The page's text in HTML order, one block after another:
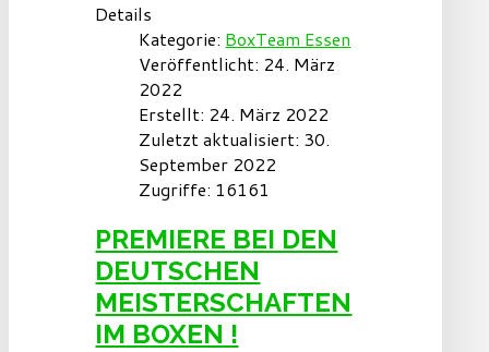
Details
Kategorie: BoxTeam Essen
Veröffentlicht: 24. März
2022
Erstellt: 24. März 2022
Zuletzt aktualisiert: 30.
September 2022
Zugriffe: 16161
PREMIERE BEI DEN
DEUTSCHEN
MEISTERSCHAFTEN
IM BOXEN !